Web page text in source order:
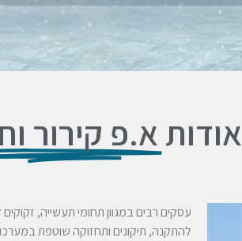
אודותא.פ קירור
עסקים רבים במגוון תחומי תעשייה,
להתקנה, תיקונים ותחזוקה שוטפת